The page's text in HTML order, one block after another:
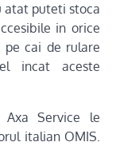
atat puteti stoca
in orice
pe cai de rulare
incat aceste
Axa Service le
italian OMIS.